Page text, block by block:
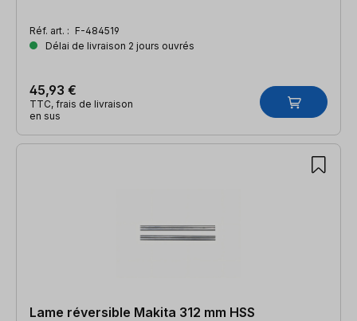
Réf. art. : F-484519
Délai de livraison 2 jours ouvrés
45,93 €
TTC, frais de livraison
en sus
Lame réversible Makita 312 mm HSS